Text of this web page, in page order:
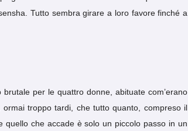
Tutto sembra girare a loro favore finché a
per le quattro donne, abituate com’erano
troppo tardi, che tutto quanto, compreso il
quello che accade è solo un piccolo passo in un